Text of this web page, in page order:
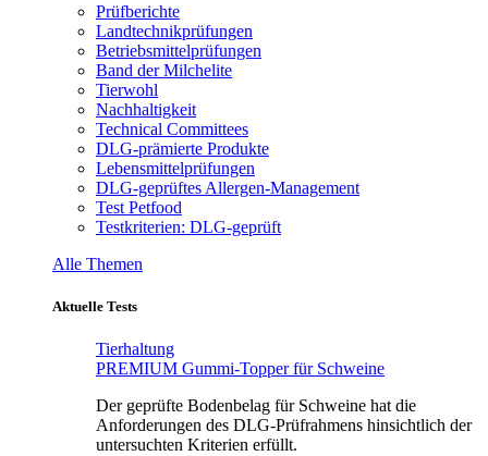
Prüfberichte
Landtechnikprüfungen
Betriebsmittelprüfungen
Band der Milchelite
Tierwohl
Nachhaltigkeit
Technical Committees
DLG-prämierte Produkte
Lebensmittelprüfungen
DLG-geprüftes Allergen-Management
Test Petfood
Testkriterien: DLG-geprüft
Alle Themen
Aktuelle Tests
Tierhaltung
PREMIUM Gummi-Topper für Schweine
Der geprüfte Bodenbelag für Schweine hat die
Anforderungen des DLG-Prüfrahmens hinsichtlich der
untersuchten Kriterien erfüllt.